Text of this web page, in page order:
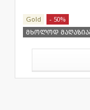
Gold
- 50%
მხოლოდ